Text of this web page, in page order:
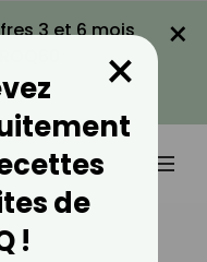
3 et 6 mois
×
de
!
×